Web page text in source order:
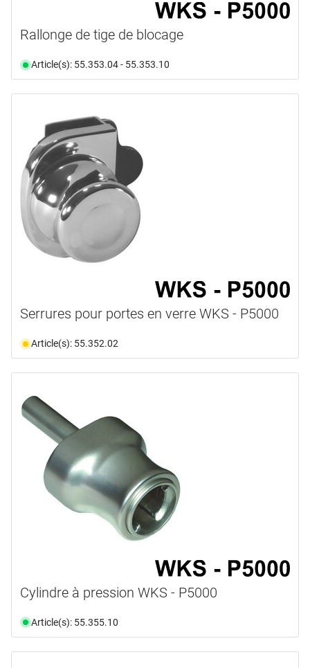
Rallonge de tige de blocage
Article(s): 55.353.04 - 55.353.10
Serrures pour portes en verre WKS - P5000
Article(s): 55.352.02
Cylindre à pression WKS - P5000
Article(s): 55.355.10